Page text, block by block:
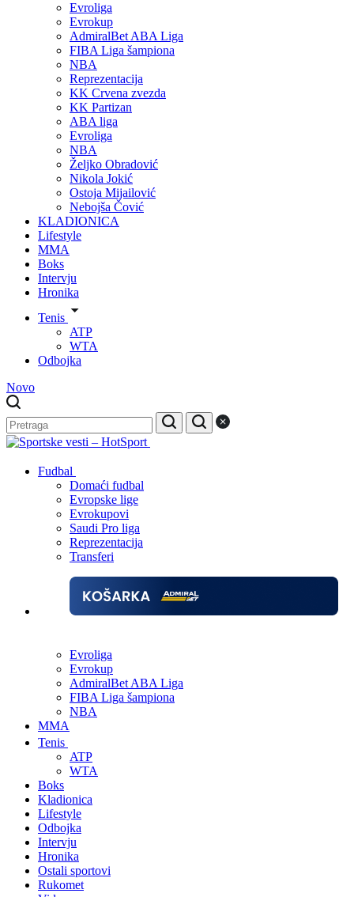
Evroliga
Evrokup
AdmiralBet ABA Liga
FIBA Liga šampiona
NBA
Reprezentacija
KK Crvena zvezda
KK Partizan
ABA liga
Evroliga
NBA
Željko Obradović
Nikola Jokić
Ostoja Mijailović
Nebojša Čović
KLADIONICA
Lifestyle
MMA
Boks
Intervju
Hronika
Tenis
ATP
WTA
Odbojka
Novo
Fudbal
Domaći fudbal
Evropske lige
Evrokupovi
Saudi Pro liga
Reprezentacija
Transferi
Evroliga
Evrokup
AdmiralBet ABA Liga
FIBA Liga šampiona
NBA
MMA
Tenis
ATP
WTA
Boks
Kladionica
Lifestyle
Odbojka
Intervju
Hronika
Ostali sportovi
Rukomet